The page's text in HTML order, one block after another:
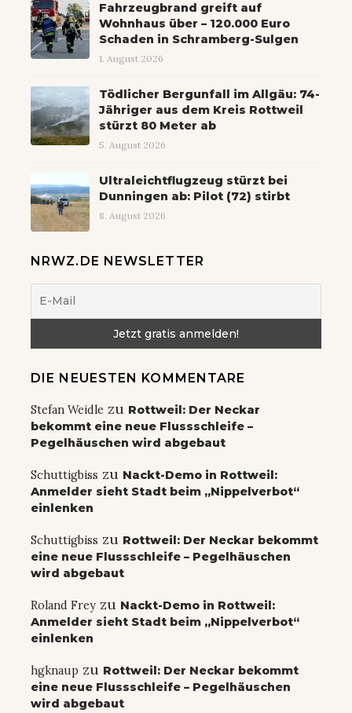
Fahrzeugbrand greift auf
Wohnhaus über – 120.000 Euro
Schaden in Schramberg-Sulgen
1. August 2026
Tödlicher Bergunfall im Allgäu: 74-
Jähriger aus dem Kreis Rottweil
stürzt 80 Meter ab
5. August 2026
Ultraleichtflugzeug stürzt bei
Dunningen ab: Pilot (72) stirbt
8. August 2026
NRWZ.DE NEWSLETTER
DIE NEUESTEN KOMMENTARE
Stefan Weidle zu Rottweil: Der Neckar
bekommt eine neue Flussschleife –
Pegelhäuschen wird abgebaut
Schuttigbiss zu Nackt-Demo in Rottweil:
Anmelder sieht Stadt beim „Nippelverbot“
einlenken
Schuttigbiss zu Rottweil: Der Neckar bekommt
eine neue Flussschleife – Pegelhäuschen
wird abgebaut
Roland Frey zu Nackt-Demo in Rottweil:
Anmelder sieht Stadt beim „Nippelverbot“
einlenken
hgknaup zu Rottweil: Der Neckar bekommt
eine neue Flussschleife – Pegelhäuschen
wird abgebaut